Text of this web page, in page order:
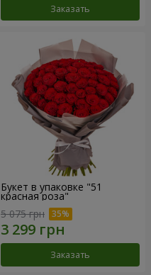
Заказать
Букет в упаковке "51
красная роза"
5 075 грн
Заказать